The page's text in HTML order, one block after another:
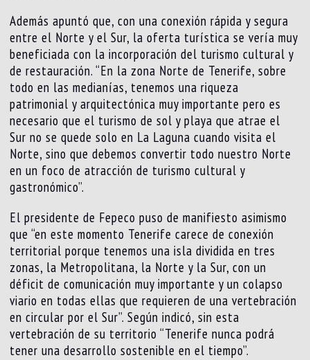
Además apuntó que, con una conexión rápida y segura
entre el Norte y el Sur, la oferta turística se vería muy
beneficiada con la incorporación del turismo cultural y
de restauración. “En la zona Norte de Tenerife, sobre
todo en las medianías, tenemos una riqueza
patrimonial y arquitectónica muy importante pero es
necesario que el turismo de sol y playa que atrae el
Sur no se quede solo en La Laguna cuando visita el
Norte, sino que debemos convertir todo nuestro Norte
en un foco de atracción de turismo cultural y
gastronómico”.
El presidente de Fepeco puso de manifiesto asimismo
que “en este momento Tenerife carece de conexión
territorial porque tenemos una isla dividida en tres
zonas, la Metropolitana, la Norte y la Sur, con un
déficit de comunicación muy importante y un colapso
viario en todas ellas que requieren de una vertebración
en circular por el Sur”. Según indicó, sin esta
vertebración de su territorio “Tenerife nunca podrá
tener una desarrollo sostenible en el tiempo”.